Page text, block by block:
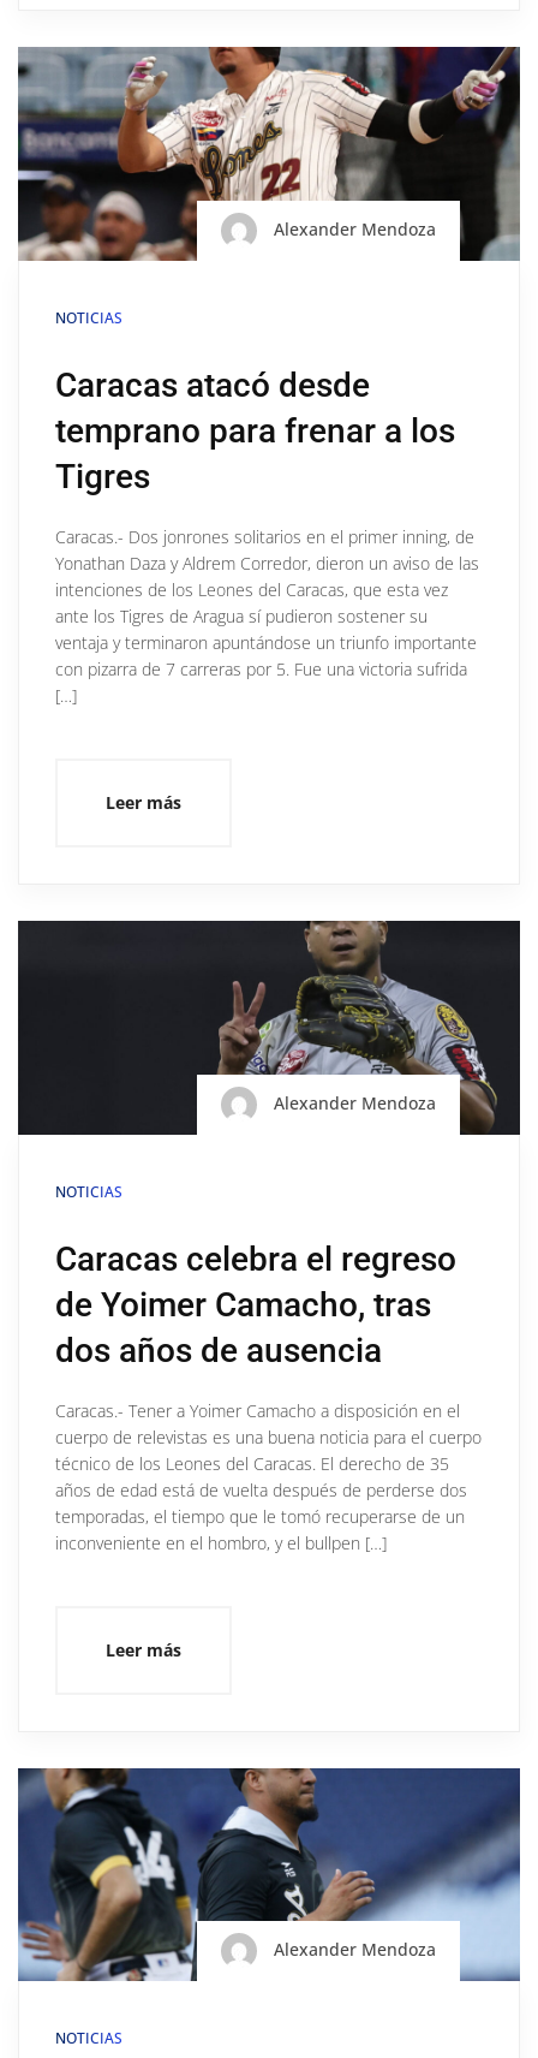
Alexander Mendoza
NOTICIAS
Caracas atacó desde
temprano para frenar a los
Tigres
Caracas.- Dos jonrones solitarios en el primer inning, de
Yonathan Daza y Aldrem Corredor, dieron un aviso de las
intenciones de los Leones del Caracas, que esta vez
ante los Tigres de Aragua sí pudieron sostener su
ventaja y terminaron apuntándose un triunfo importante
con pizarra de 7 carreras por 5. Fue una victoria sufrida
[…]
Leer más
Alexander Mendoza
NOTICIAS
Caracas celebra el regreso
de Yoimer Camacho, tras
dos años de ausencia
Caracas.- Tener a Yoimer Camacho a disposición en el
cuerpo de relevistas es una buena noticia para el cuerpo
técnico de los Leones del Caracas. El derecho de 35
años de edad está de vuelta después de perderse dos
temporadas, el tiempo que le tomó recuperarse de un
inconveniente en el hombro, y el bullpen […]
Leer más
Alexander Mendoza
NOTICIAS